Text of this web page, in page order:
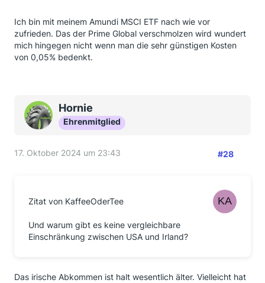
Ich bin mit meinem Amundi MSCI ETF nach wie vor
zufrieden. Das der Prime Global verschmolzen wird wundert
mich hingegen nicht wenn man die sehr günstigen Kosten
von 0,05% bedenkt.
Hornie
Ehrenmitglied
17. Oktober 2024 um 23:43 #28
Zitat von KaffeeOderTee
Und warum gibt es keine vergleichbare
Einschränkung zwischen USA und Irland?
Das irische Abkommen ist halt wesentlich älter. Vielleicht hat